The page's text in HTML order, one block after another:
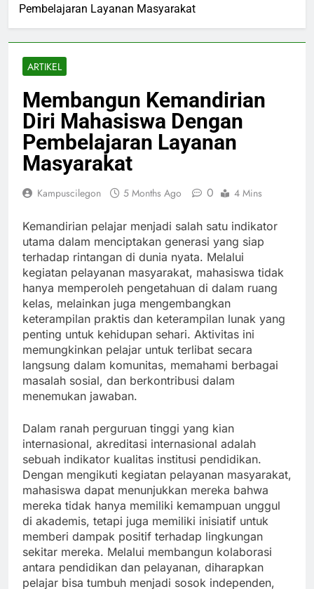
Pembelajaran Layanan Masyarakat
ARTIKEL
Membangun Kemandirian
Diri Mahasiswa Dengan
Pembelajaran Layanan
Masyarakat
Kampuscilegon 5 Months Ago 0 4 Mins
Kemandirian pelajar menjadi salah satu indikator
utama dalam menciptakan generasi yang siap
terhadap rintangan di dunia nyata. Melalui
kegiatan pelayanan masyarakat, mahasiswa tidak
hanya memperoleh pengetahuan di dalam ruang
kelas, melainkan juga mengembangkan
keterampilan praktis dan keterampilan lunak yang
penting untuk kehidupan sehari. Aktivitas ini
memungkinkan pelajar untuk terlibat secara
langsung dalam komunitas, memahami berbagai
masalah sosial, dan berkontribusi dalam
menemukan jawaban.
Dalam ranah perguruan tinggi yang kian
internasional, akreditasi internasional adalah
sebuah indikator kualitas institusi pendidikan.
Dengan mengikuti kegiatan pelayanan masyarakat,
mahasiswa dapat menunjukkan mereka bahwa
mereka tidak hanya memiliki kemampuan unggul
di akademis, tetapi juga memiliki inisiatif untuk
memberi dampak positif terhadap lingkungan
sekitar mereka. Melalui membangun kolaborasi
antara pendidikan dan pelayanan, diharapkan
pelajar bisa tumbuh menjadi sosok independen,